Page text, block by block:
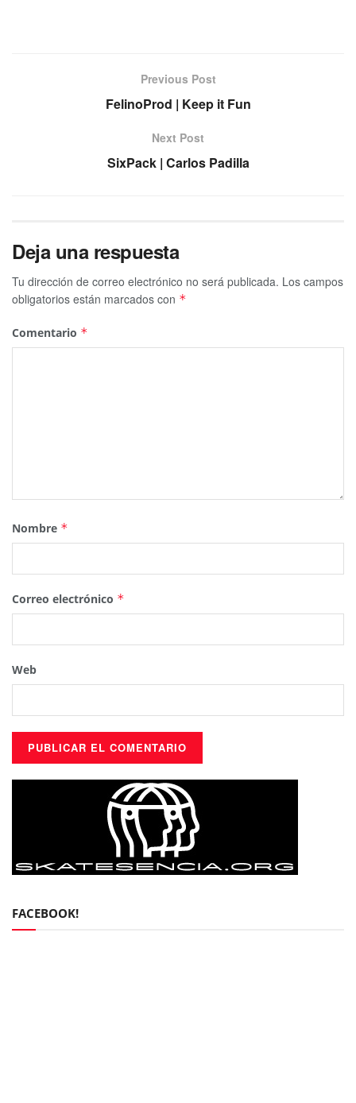
Previous Post
FelinoProd | Keep it Fun
Next Post
SixPack | Carlos Padilla
Deja una respuesta
Tu dirección de correo electrónico no será publicada. Los campos
obligatorios están marcados con *
Comentario *
Nombre *
Correo electrónico *
Web
FACEBOOK!